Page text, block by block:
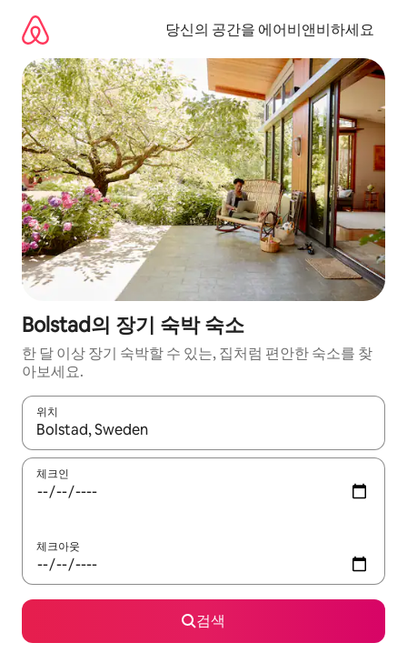
당신의 공간을 에어비앤비하세요
Bolstad의 장기 숙박 숙소
한 달 이상 장기 숙박할 수 있는, 집처럼 편안한 숙소를 찾
아보세요.
위치
결과가 나오면 위·아래 화살표 키를 사용하거나 터치 또는 스와이
체크인
체크아웃
검색